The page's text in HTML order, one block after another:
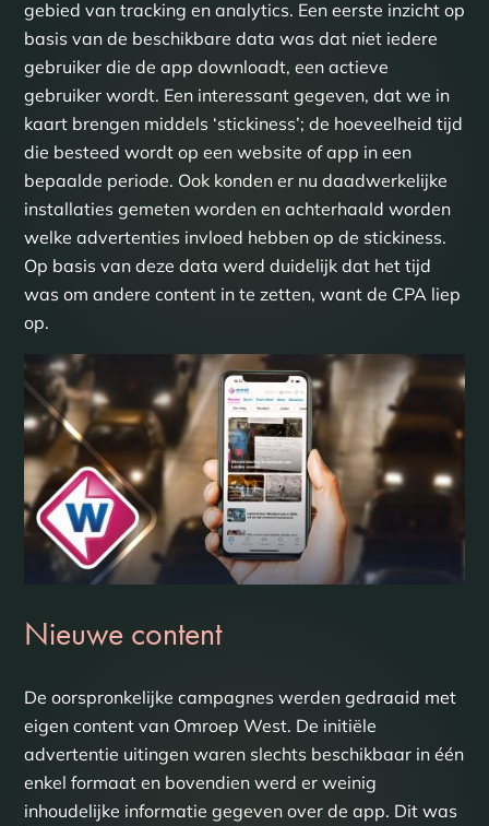
gebied van tracking en analytics. Een eerste inzicht op
basis van de beschikbare data was dat niet iedere
gebruiker die de app downloadt, een actieve
gebruiker wordt. Een interessant gegeven, dat we in
kaart brengen middels ‘stickiness’; de hoeveelheid tijd
die besteed wordt op een website of app in een
bepaalde periode. Ook konden er nu daadwerkelijke
installaties gemeten worden en achterhaald worden
welke advertenties invloed hebben op de stickiness.
Op basis van deze data werd duidelijk dat het tijd
was om andere content in te zetten, want de CPA liep
op.
Nieuwe content
De oorspronkelijke campagnes werden gedraaid met
eigen content van Omroep West. De initiële
advertentie uitingen waren slechts beschikbaar in één
enkel formaat en bovendien werd er weinig
inhoudelijke informatie gegeven over de app. Dit was